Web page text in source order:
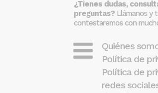
¿Tienes dudas,
preguntas? Llámanos y
contestaremos con
Quiénes
Política de
Política de
redes